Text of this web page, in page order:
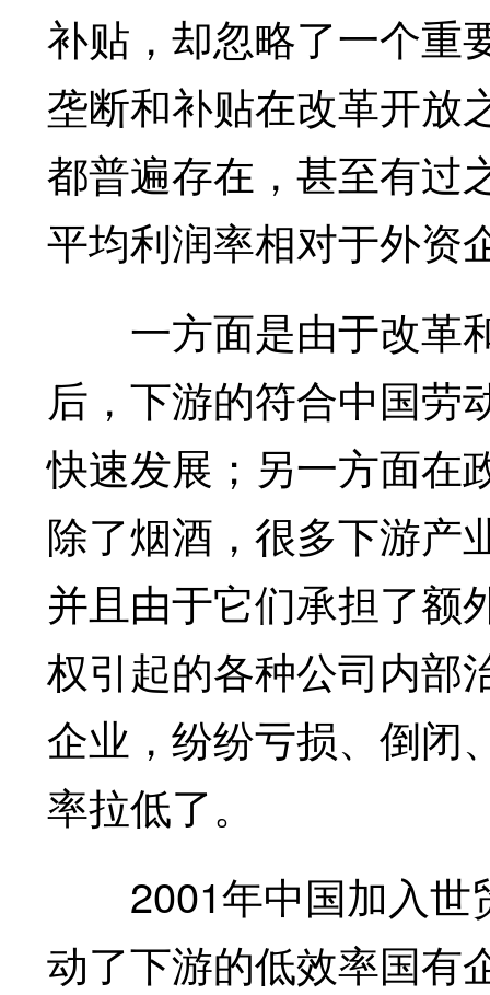
补贴，却忽略了一个重
垄断和补贴在改革开放
都普遍存在，甚至有过
平均利润率相对于外资
一方面是由于改革和
后，下游的符合中国劳
快速发展；另一方面在
除了烟酒，很多下游产
并且由于它们承担了额
权引起的各种公司内部
企业，纷纷亏损、倒闭
率拉低了。
2001年中国加入世
动了下游的低效率国有